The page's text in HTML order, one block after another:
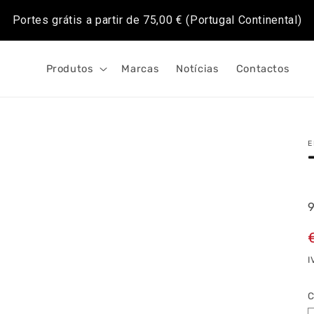
Portes grátis a partir de 75,00 € (Portugal Continental)
Produtos Marcas Notícias Contactos